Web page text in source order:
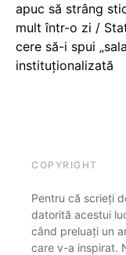
apuc să strâng
mult într-o zi /
cere să-i spui
instituționalizată
COPYRIGHT
Pentru că scrieți
datorită acestui
când preluați un
care v-a inspirat.